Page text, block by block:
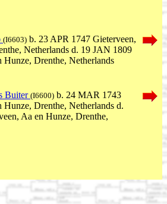
(I6603) b. 23 APR 1747 Gieterveen,
Netherlands d. 19 JAN 1809
Hunze, Drenthe, Netherlands
Buiter(I6600) b. 24 MAR 1743
Hunze, Drenthe, Netherlands d.
Aa en Hunze, Drenthe,